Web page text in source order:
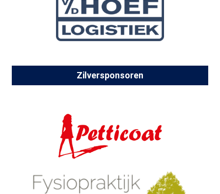
Zilversponsoren